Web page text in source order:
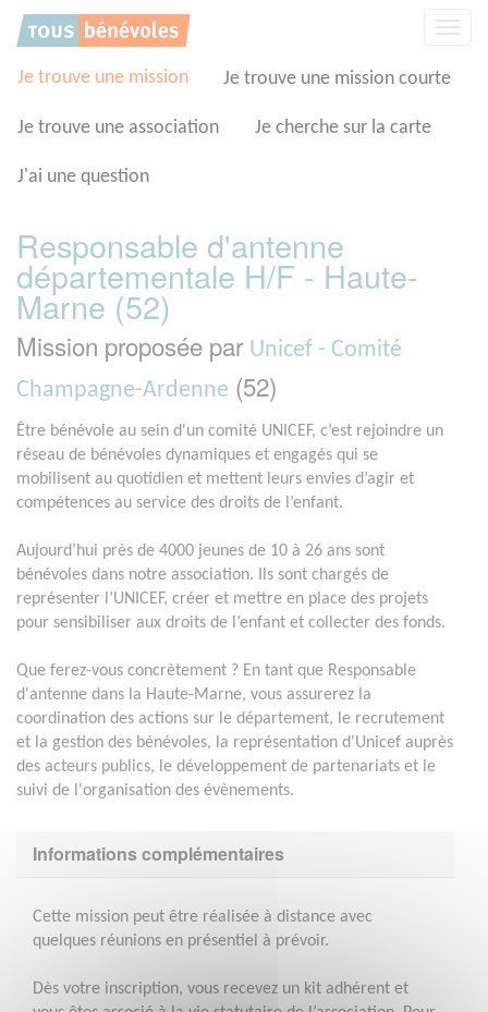
Je trouve une mission Je trouve une mission courte
Je trouve une association Je cherche sur la carte
J'ai une question
Responsable d'antenne
départementale H/F - Haute-
Marne (52)
Mission proposée par Unicef - Comité
Champagne-Ardenne (52)
Être bénévole au sein d'un comité UNICEF, c’est rejoindre un
réseau de bénévoles dynamiques et engagés qui se
mobilisent au quotidien et mettent leurs envies d’agir et
compétences au service des droits de l’enfant.
Aujourd’hui près de 4000 jeunes de 10 à 26 ans sont
bénévoles dans notre association. Ils sont chargés de
représenter l’UNICEF, créer et mettre en place des projets
pour sensibiliser aux droits de l’enfant et collecter des fonds.
Que ferez-vous concrètement ? En tant que Responsable
d'antenne dans la Haute-Marne, vous assurerez la
coordination des actions sur le département, le recrutement
et la gestion des bénévoles, la représentation d'Unicef auprès
des acteurs publics, le développement de partenariats et le
suivi de l'organisation des évènements.
Informations complémentaires
Cette mission peut être réalisée à distance avec
quelques réunions en présentiel à prévoir.
Dès votre inscription, vous recevez un kit adhérent et
Panneau de gestion des cookies